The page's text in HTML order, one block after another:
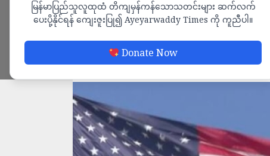
မြန်မာပြည်သူလူထုထံ တိကျမှန်ကန်သောသတင်းများ ဆက်လက်
ပေးပို့နိုင်ရန် ကျေးဇူးပြု၍ Ayeyarwaddy Times ကို ကူညီပါ။
Donate Now
အီရန်မှ ရေနံဝယ်ယူ
ချက်စက်ရုံကို အမ
ADMIN MARCH 22, 2025